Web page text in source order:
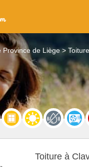
Province de Liège Toiture
Toiture à